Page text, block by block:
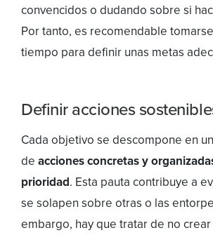
convencidos o dudando sobre si
Por tanto, es recomendable
tiempo para definir unas metas
Definir acciones
Cada objetivo se descompone en
de acciones concretas y
prioridad. Esta pauta contribuye a
se solapen sobre otras o las
embargo, hay que tratar de no